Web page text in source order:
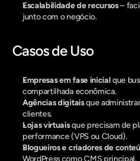
Escalabilidade de recursos –
junto com o negócio.
Casos de Uso
Empresas em fase inicial que
compartilhada econômica.
Agências digitais que
clientes.
Lojas virtuais que precisam de
performance (VPS ou Cloud).
Blogueiros e criadores de
WordPress como CMS principal.